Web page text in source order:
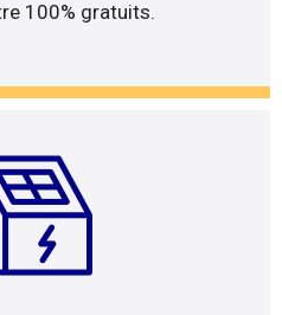
100% gratuits.